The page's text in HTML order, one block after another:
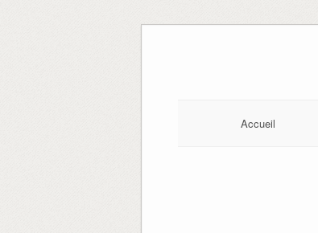
Accueil